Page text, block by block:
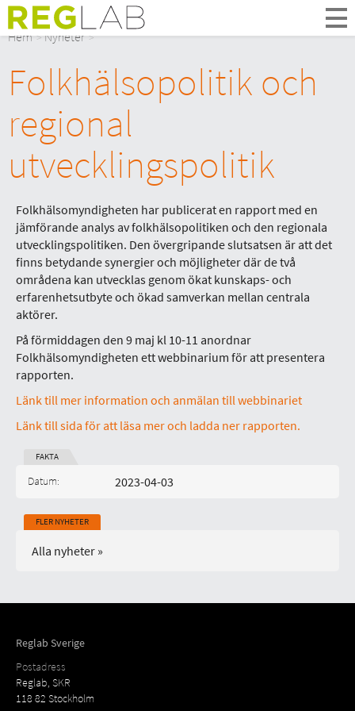
Om Oss
Digitala möten
Medlemmar och partner
Styrelsen
Kontakt
In English
Hem Nyheter
Folkhälsopolitik och
regional
utvecklingspolitik
Folkhälsomyndigheten har publicerat en rapport med en
jämförande analys av folkhälsopolitiken och den regionala
utvecklingspolitiken. Den övergripande slutsatsen är att det
finns betydande synergier och möjligheter där de två
områdena kan utvecklas genom ökat kunskaps- och
erfarenhetsutbyte och ökad samverkan mellan centrala
aktörer.
På förmiddagen den 9 maj kl 10-11 anordnar
Folkhälsomyndigheten ett webbinarium för att presentera
rapporten.
Länk till mer information och anmälan till webbinariet
Länk till sida för att läsa mer och ladda ner rapporten.
FAKTA
Datum: 2023-04-03
FLER NYHETER
Alla nyheter »
Reglab Sverige
Postadress
Reglab, SKR
118 82 Stockholm